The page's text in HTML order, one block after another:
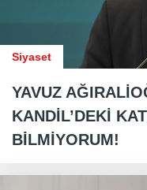
Siyaset
YAVUZ
KANDİL’DEKİ
BİLMİYORUM!